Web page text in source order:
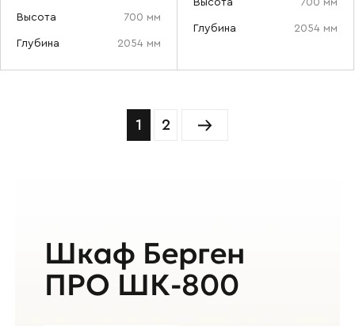
Шкаф Берген
ПРО ШК-800
Высота 700 мм
Глубина 2054 мм
Высота 700 мм
Глубина 2054 мм
1 2